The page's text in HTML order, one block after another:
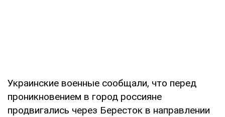
Украинские военные сообщали, что перед
проникновением в город россияне
продвигались через Бересток в направлении